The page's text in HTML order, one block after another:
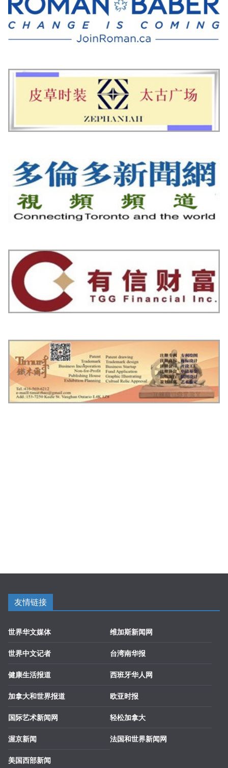
友情链接
世界华文媒体
世界中文记者
健康生活报道
加拿大和世界报道
国际艺术新闻网
渥京新闻
美国西部新闻
维加斯新闻网
台湾南华报
西班牙华人网
欧亚时报
轻松加拿大
法国和世界新闻网